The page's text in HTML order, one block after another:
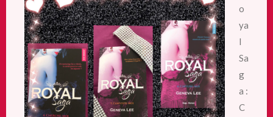
o
ya
l
Sa
g
a :
C